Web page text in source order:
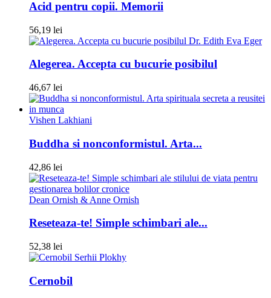
Acid pentru copii. Memorii
56,19 lei
Dr. Edith Eva Eger
Alegerea. Accepta cu bucurie posibilul
46,67 lei
Vishen Lakhiani
Buddha si nonconformistul. Arta...
42,86 lei
Dean Ornish & Anne Ornish
Reseteaza-te! Simple schimbari ale...
52,38 lei
Serhii Plokhy
Cernobil